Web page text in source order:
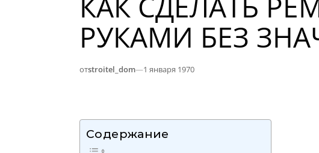
РУКАМИ БЕЗ
отstroitel_dom—1 января 1970
Содержание